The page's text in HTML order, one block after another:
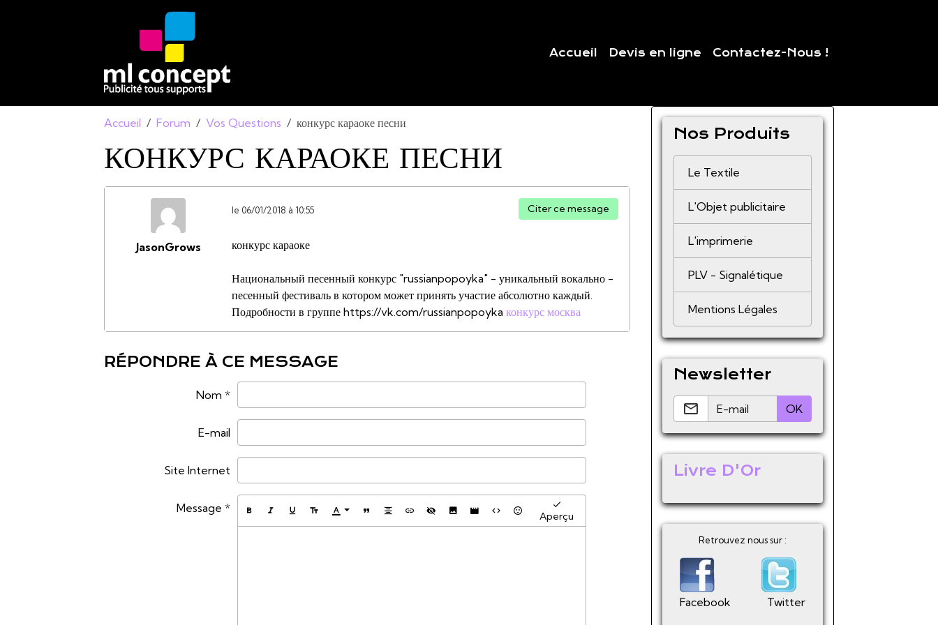
Accueil Devis en ligne Contactez-Nous !
Accueil Forum Vos Questions конкурс караоке песни
КОНКУРС КАРАОКЕ ПЕСНИ
JasonGrows
le 06/01/2018 à 10:55 Citer ce message
конкурс караоке
Национальный песенный конкурс "russianpopoyka" - уникальный вокально -
песенный фестиваль в котором может принять участие абсолютно каждый.
Подробности в группе https://vk.com/russianpopoykaконкурс москва
RÉPONDRE À CE MESSAGE
Nom
E-mail
Site Internet
Message
Aperçu
Nos Produits
Le Textile
L'Objet publicitaire
L'imprimerie
PLV - Signalétique
Mentions Légales
Newsletter
OK
Livre D'Or
Retrouvez nous sur :
Facebook Twitter